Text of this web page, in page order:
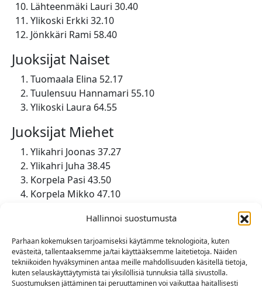
Hallinnoi suostumusta
Parhaan kokemuksen tarjoamiseksi käytämme teknologioita, kuten
evästeitä, tallentaaksemme ja/tai käyttääksemme laitetietoja. Näiden
tekniikoiden hyväksyminen antaa meille mahdollisuuden käsitellä tietoja,
kuten selauskäyttäytymistä tai yksilöllisiä tunnuksia tällä sivustolla.
Suostumuksen jättäminen tai peruuttaminen voi vaikuttaa haitallisesti
Lähteenmäki Lauri 30.40
Ylikoski Erkki 32.10
Jönkkäri Rami 58.40
Juoksijat Naiset
Tuomaala Elina 52.17
Tuulensuu Hannamari 55.10
Ylikoski Laura 64.55
Juoksijat Miehet
Ylikahri Joonas 37.27
Ylikahri Juha 38.45
Korpela Pasi 43.50
Korpela Mikko 47.10
Kivi Mikko 49.15
Tuomola Kalevi 52.05
Hakamäki Asko 55.45
Ylikoski Jouko 58.30
Kortetmäki Erkka 64.55